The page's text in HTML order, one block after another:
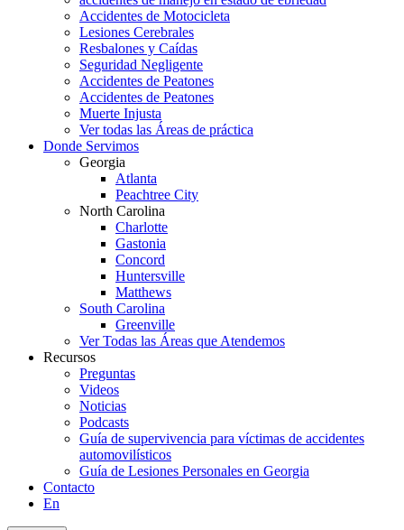
Accidentes de Motocicleta
Lesiones Cerebrales
Resbalones y Caídas
Seguridad Negligente
Accidentes de Peatones
Accidentes de Peatones
Muerte Injusta
Ver todas las Áreas de práctica
Donde Servimos
Georgia
Atlanta
Peachtree City
North Carolina
Charlotte
Gastonia
Concord
Huntersville
Matthews
South Carolina
Greenville
Ver Todas las Áreas que Atendemos
Recursos
Preguntas
Videos
Noticias
Podcasts
Guía de supervivencia para víctimas de accidentes
automovilísticos
Guía de Lesiones Personales en Georgia
Contacto
En